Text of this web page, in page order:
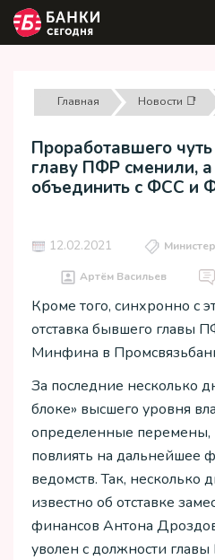
Главная Новости 📑
Проработавшего
главу ПФР сменили,
объединить с ФСС и
12.02.2021
Артём Васильев
Кроме того, синхронно с
отставка бывшего главы
Минфина в
За последние несколько
блоке» высшего уровня
определенные перемены,
повлиять на дальнейшее
ведомств. Так, несколько
известно об отставке
финансов Антона
уволен с должности